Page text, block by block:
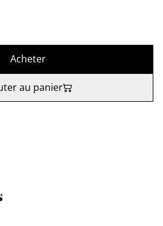
Acheter
au panier